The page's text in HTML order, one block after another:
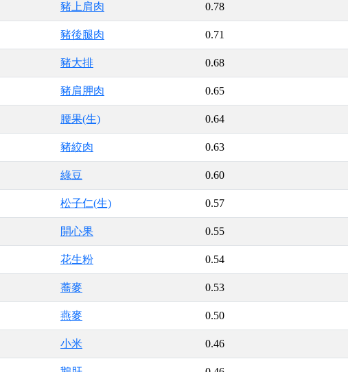
豬上肩肉 0.78
豬後腿肉 0.71
豬大排 0.68
豬肩胛肉 0.65
腰果(生) 0.64
豬絞肉 0.63
綠豆 0.60
松子仁(生) 0.57
開心果 0.55
花生粉 0.54
蕎麥 0.53
燕麥 0.50
小米 0.46